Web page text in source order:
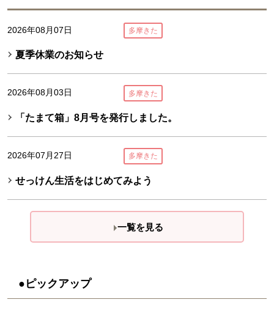
2026年08月07日 多摩きた
夏季休業のお知らせ
2026年08月03日 多摩きた
「たまて箱」8月号を発行しました。
2026年07月27日 多摩きた
せっけん生活をはじめてみよう
一覧を見る
●ピックアップ